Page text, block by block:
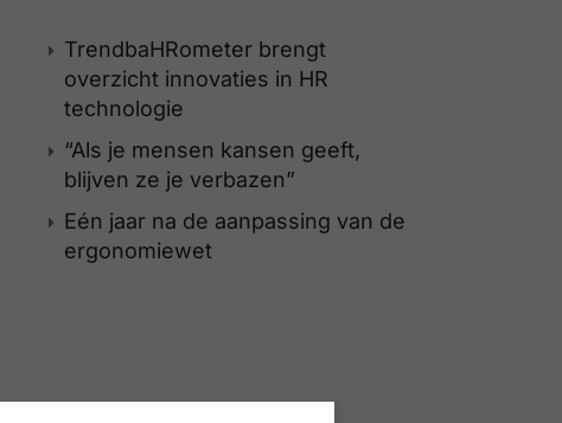
TrendbaHRometer brengt
overzicht innovaties in HR
technologie
“Als je mensen kansen geeft,
blijven ze je verbazen”
Eén jaar na de aanpassing van de
ergonomiewet